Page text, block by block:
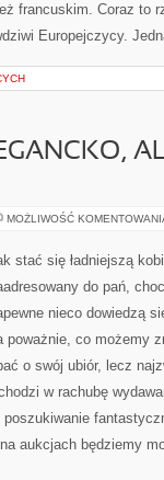
francuskim. Coraz to
Europejczycy.
MOŻLIWOŚĆ
stać się ładniejszą
do pań,
nieco dowiedzą
poważnie, co możemy
o swój ubiór, lecz
w rachubę
aukcjach będziemy